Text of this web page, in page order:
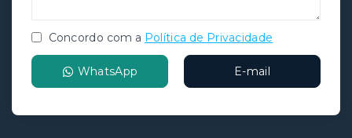
Concordo com a Política de Privacidade
WhatsApp E-mail